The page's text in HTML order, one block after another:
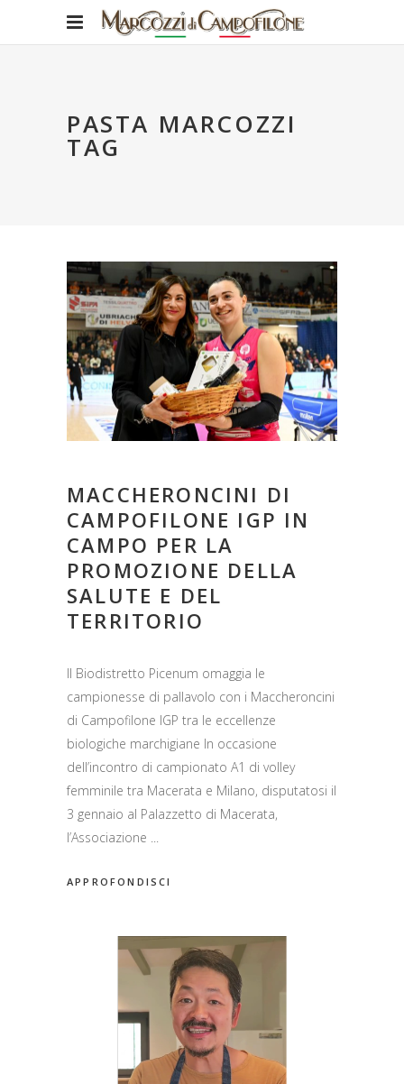
PASTA MARCOZZI
TAG
MACCHERONCINI DI
CAMPOFILONE IGP IN
CAMPO PER LA
PROMOZIONE DELLA
SALUTE E DEL
TERRITORIO
Il Biodistretto Picenum omaggia le
campionesse di pallavolo con i Maccheroncini
di Campofilone IGP tra le eccellenze
biologiche marchigiane In occasione
dell’incontro di campionato A1 di volley
femminile tra Macerata e Milano, disputatosi il
3 gennaio al Palazzetto di Macerata,
l’Associazione
APPROFONDISCI